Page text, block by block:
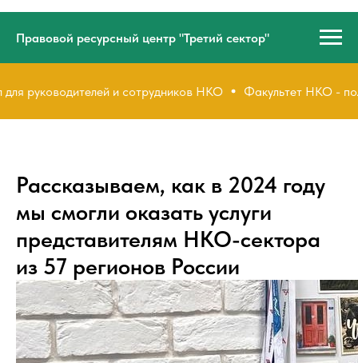
Правовой ресурсный центр "Третий сектор"
и сотрудников НКО Факультет НКО -
Рассказываем, как в 2024 году
мы смогли оказать услуги
представителям НКО-сектора
из 57 регионов России